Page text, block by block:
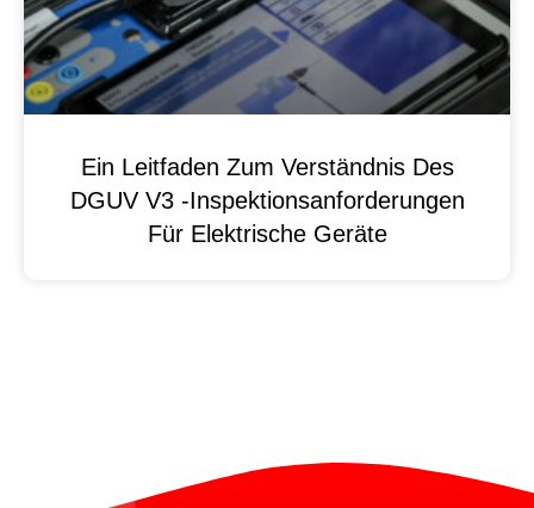
Ein Leitfaden Zum Verständnis Des
DGUV V3 -Inspektionsanforderungen
Für Elektrische Geräte